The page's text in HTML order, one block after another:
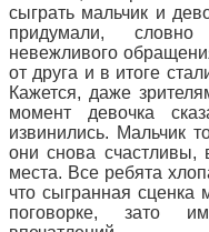
сыграть мальчик и
придумали,
невежливого
от друга и в итоге
Кажется, даже
момент девочка
извинились. Мальчик
они снова счастливы,
места. Все ребята
что сыгранная сценка
поговорке, зато